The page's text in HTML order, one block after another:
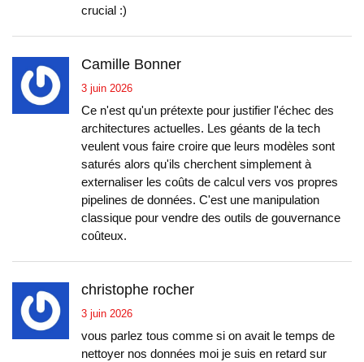
crucial :)
Camille Bonner
3 juin 2026
Ce n'est qu'un prétexte pour justifier l'échec des
architectures actuelles. Les géants de la tech
veulent vous faire croire que leurs modèles sont
saturés alors qu'ils cherchent simplement à
externaliser les coûts de calcul vers vos propres
pipelines de données. C'est une manipulation
classique pour vendre des outils de gouvernance
coûteux.
christophe rocher
3 juin 2026
vous parlez tous comme si on avait le temps de
nettoyer nos données moi je suis en retard sur